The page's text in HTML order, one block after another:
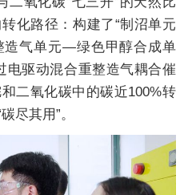
化路径：构建了“制沼单元
气单元—绿色甲醇合成单
电驱动混合重整造气耦合催
二氧化碳中的碳近100%转
尽其用”。